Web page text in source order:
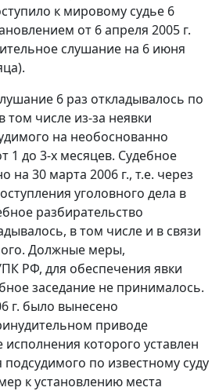
к мировому судье 6
от 6 апреля 2005 г.
слушание на 6 июня
6 раз откладывалось по
числе из-за неявки
на необоснованно
1 до 3-х месяцев. Судебное
на 30 марта 2006 г., т.е. через
уголовного дела в
разбирательство
в том числе и в связи
Должные меры,
РФ, для обеспечения явки
заседание не принималось.
г. было вынесено
приводе
исполнения которого уставлен
по известному суду
к установлению места